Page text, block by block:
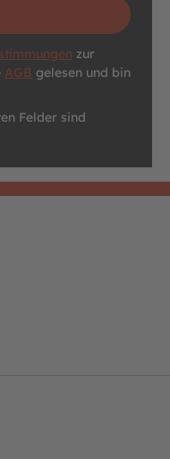
zur
AGB gelesen und bin
Felder sind